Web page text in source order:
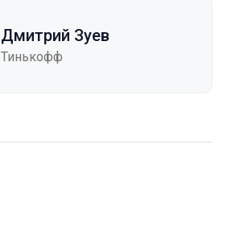
Дмитрий Зуев
Тинькофф